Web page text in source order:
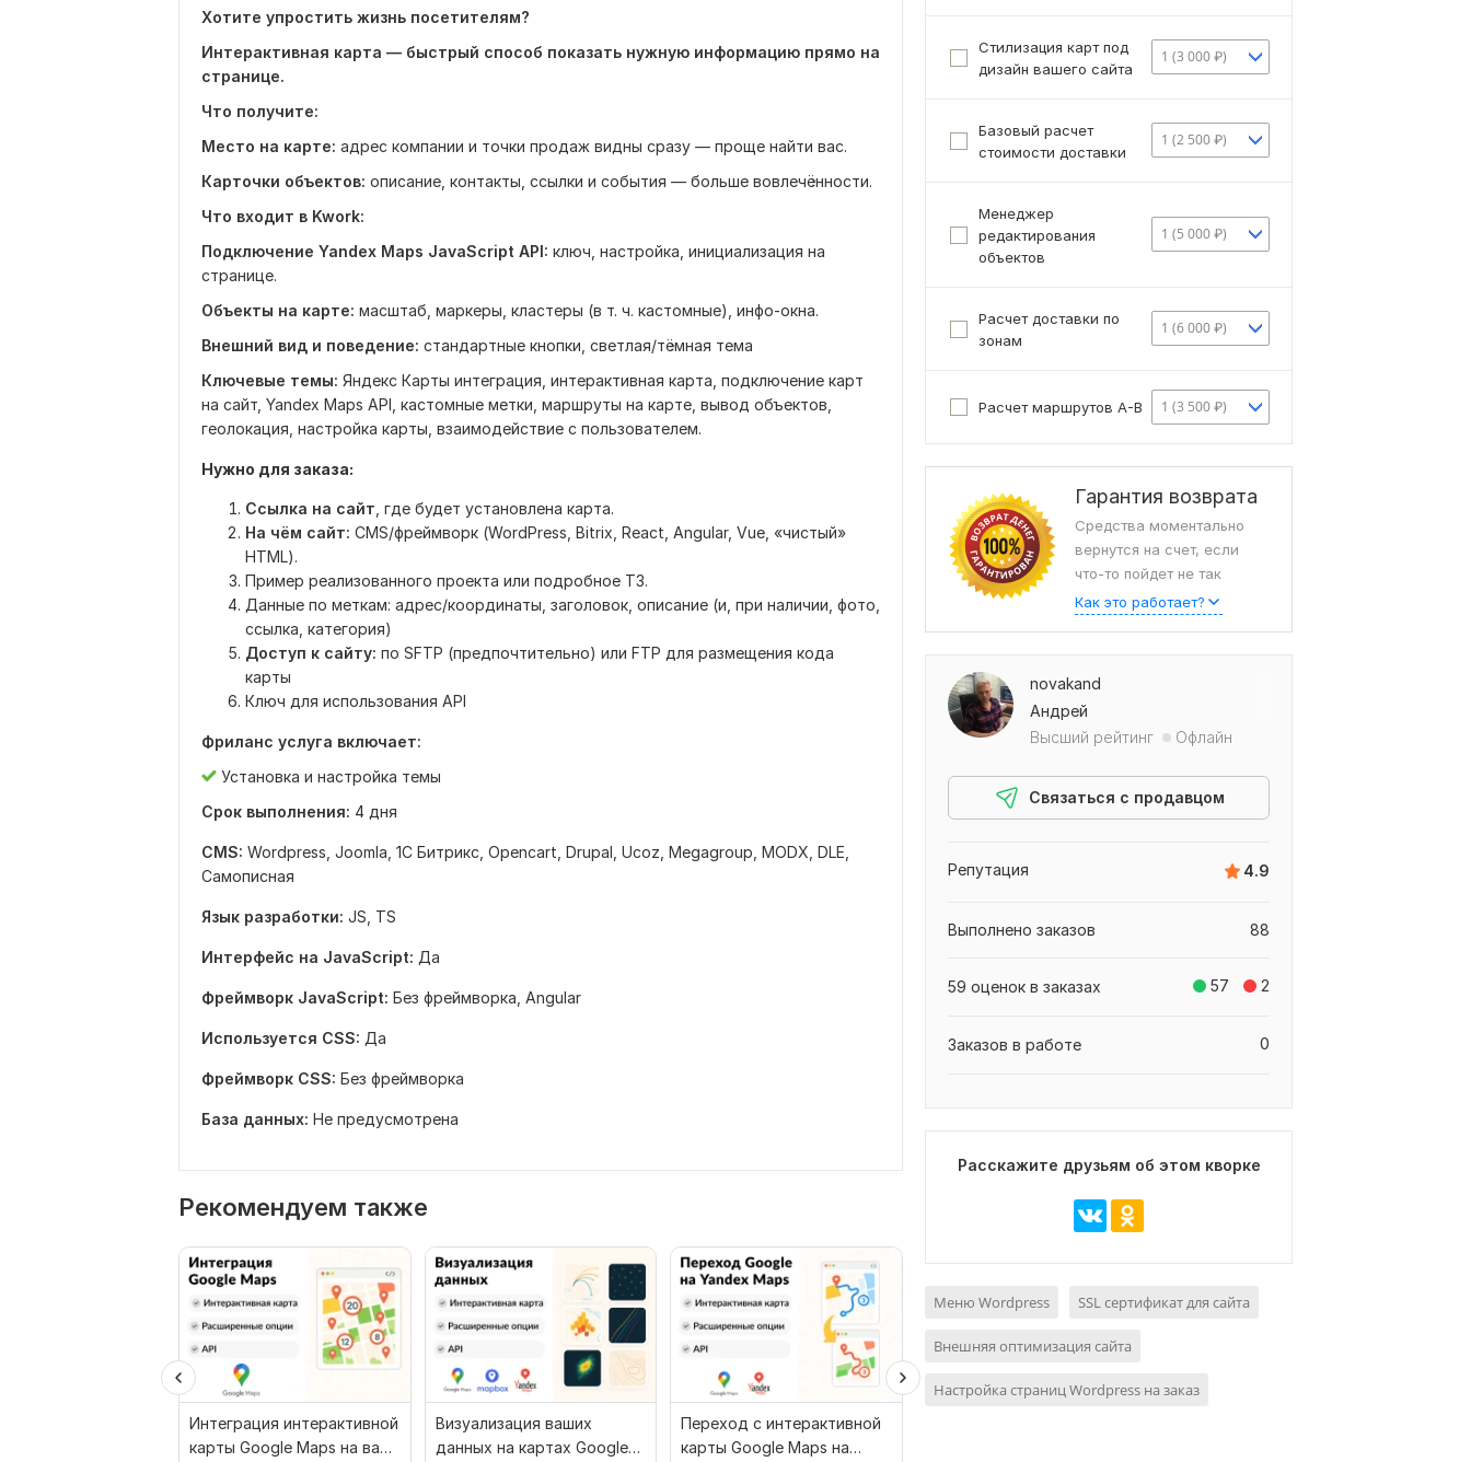
Хотите упростить жизнь посетителям?
Интерактивная карта — быстрый способ показать нужную информацию прямо на
странице.
Что получите:
Место на карте: адрес компании и точки продаж видны сразу — проще найти вас.
Карточки объектов: описание, контакты, ссылки и события — больше вовлечённости.
Что входит в Kwork:
Подключение Yandex Maps JavaScript API: ключ, настройка, инициализация на
странице.
Объекты на карте: масштаб, маркеры, кластеры (в т. ч. кастомные), инфо-окна.
Внешний вид и поведение: стандартные кнопки, светлая/тёмная тема
Ключевые темы: Яндекс Карты интеграция, интерактивная карта, подключение карт
на сайт, Yandex Maps API, кастомные метки, маршруты на карте, вывод объектов,
геолокация, настройка карты, взаимодействие с пользователем.
Нужно для заказа:
Ссылка на сайт , где будет установлена карта.
На чём сайт: CMS/фреймворк (WordPress, Bitrix, React, Angular, Vue, «чистый»
HTML).
Пример реализованного проекта или подробное ТЗ.
Данные по меткам: адрес/координаты, заголовок, описание (и, при наличии, фото,
ссылка, категория)
Доступ к сайту: по SFTP (предпочтительно) или FTP для размещения кода
карты
Ключ для использования API
Фриланс услуга включает:
Установка и настройка темы
Срок выполнения: 4 дня
CMS: Wordpress, Joomla, 1С Битрикс, Opencart, Drupal, Ucoz, Megagroup, MODX, DLE,
Самописная
Язык разработки: JS, TS
Интерфейс на JavaScript: Да
Фреймворк JavaScript: Без фреймворка, Angular
Используется CSS: Да
Фреймворк CSS: Без фреймворка
База данных: Не предусмотрена
Рекомендуем также
Интеграция интерактивной
карты Google Maps на ваш
Визуализация ваших
данных на картах Google
Переход c интерактивной
карты Google Maps на
Стилизация карт под
дизайн вашего сайта
1 (3 000 ₽)
Базовый расчет
стоимости доставки
1 (2 500 ₽)
Менеджер
редактирования
объектов
1 (5 000 ₽)
Расчет доставки по
зонам
1 (6 000 ₽)
Расчет маршрутов A-B 1 (3 500 ₽)
Гарантия возврата
Средства моментально
вернутся на счет, если
что-то пойдет не так
Как это работает?
novakand
Андрей
Высший рейтинг
Офлайн
Связаться с продавцом
4.9
Репутация
88
Выполнено заказов
57 2
59 оценок в заказах
0
Заказов в работе
Расскажите друзьям об этом кворке
Меню Wordpress SSL сертификат для сайта
Внешняя оптимизация сайта
Настройка страниц Wordpress на заказ